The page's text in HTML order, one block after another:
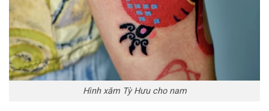
Hình xăm Tỳ Hưu cho nam